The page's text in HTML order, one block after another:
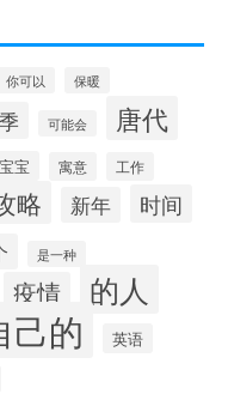
你可以 保暖
可能会 唐代
宝宝 寓意 工作
略 新年 时间
是一种
疫情 的人
己的 英语